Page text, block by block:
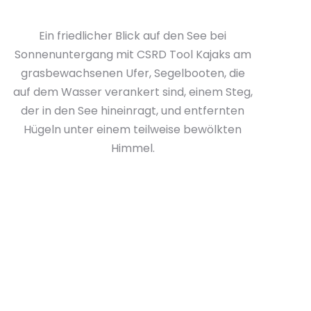
Ein friedlicher Blick auf den See bei
Sonnenuntergang mit CSRD Tool Kajaks am
grasbewachsenen Ufer, Segelbooten, die
auf dem Wasser verankert sind, einem Steg,
der in den See hineinragt, und entfernten
Hügeln unter einem teilweise bewölkten
Himmel.